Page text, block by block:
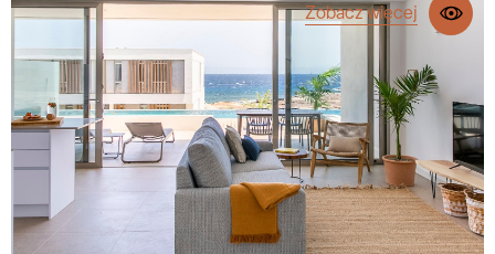
Zobacz więcej